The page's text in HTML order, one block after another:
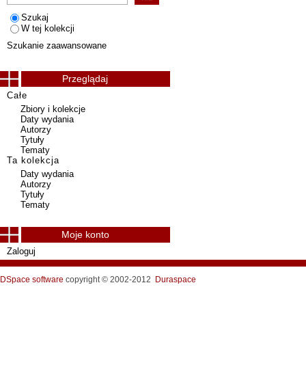
Szukaj
W tej kolekcji
Szukanie zaawansowane
Przeglądaj
Całe
Zbiory i kolekcje
Daty wydania
Autorzy
Tytuły
Tematy
Ta kolekcja
Daty wydania
Autorzy
Tytuły
Tematy
Moje konto
Zaloguj
DSpace software copyright © 2002-2012 Duraspace